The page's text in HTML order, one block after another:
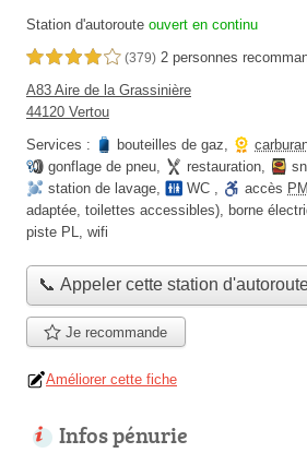
Station d'autoroute ouvert en continu
4,0 étoiles sur 5 (379) 2 personnes
A83 Aire de la Grassinière
44120 Vertou
Services :
bouteilles de gaz,
gonflage de pneu, restauration,
station de lavage, WC , accès
adaptée, toilettes accessibles), borne
piste PL, wifi
📞 Appeler cette station
Je recommande
Améliorer cette fiche
Infos pénurie